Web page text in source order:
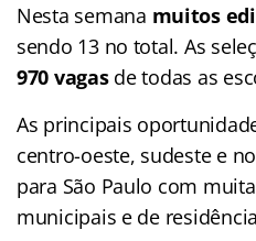
Nesta semana muitos
sendo 13 no total. As
970 vagasde todas as
As principais
centro-oeste, sudeste e
para São Paulo com
municipais e de